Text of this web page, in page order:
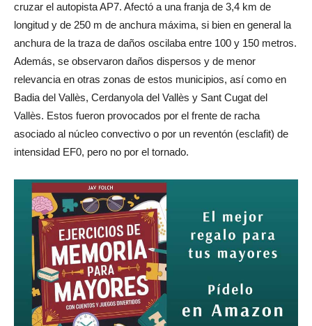
cruzar el autopista AP7. Afectó a una franja de 3,4 km de
longitud y de 250 m de anchura máxima, si bien en general la
anchura de la traza de daños oscilaba entre 100 y 150 metros.
Además, se observaron daños dispersos y de menor
relevancia en otras zonas de estos municipios, así como en
Badia del Vallès, Cerdanyola del Vallès y Sant Cugat del
Vallès. Estos fueron provocados por el frente de racha
asociado al núcleo convectivo o por un reventón (esclafit) de
intensidad EF0, pero no por el tornado.